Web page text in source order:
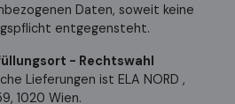
Daten, soweit keine
entgegensteht.
- Rechtswahl
Lieferungen ist ELA NORD ,
1020 Wien.